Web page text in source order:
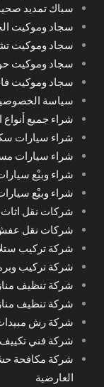
سباك تمديد
سجاد وموكيت
سجاد وموكيت
سجاد وموكيت حولي
سجاد وموكيت
سياسة
شراء جميع
شراء سيارات
شراء سيارات
شراء وبيْع
شراء وبيْع
شركات نقل
شركات نقل عفش
شركة تركيب
شركة تركيب
شركة تنظيف
شركة تنظيف
شركة رش
شركة فني تكييف
شركة مكافحة
العارضية